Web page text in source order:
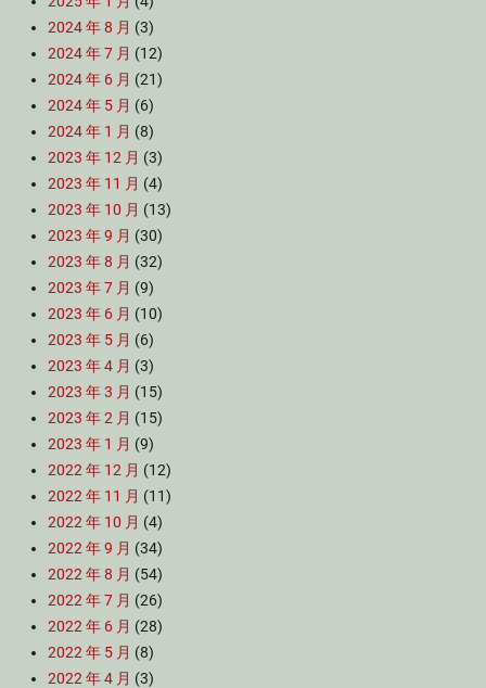
2024 年 8 月 (3)
2024 年 7 月 (12)
2024 年 6 月 (21)
2024 年 5 月 (6)
2024 年 1 月 (8)
2023 年 12 月 (3)
2023 年 11 月 (4)
2023 年 10 月 (13)
2023 年 9 月 (30)
2023 年 8 月 (32)
2023 年 7 月 (9)
2023 年 6 月 (10)
2023 年 5 月 (6)
2023 年 4 月 (3)
2023 年 3 月 (15)
2023 年 2 月 (15)
2023 年 1 月 (9)
2022 年 12 月 (12)
2022 年 11 月 (11)
2022 年 10 月 (4)
2022 年 9 月 (34)
2022 年 8 月 (54)
2022 年 7 月 (26)
2022 年 6 月 (28)
2022 年 5 月 (8)
2022 年 4 月 (3)